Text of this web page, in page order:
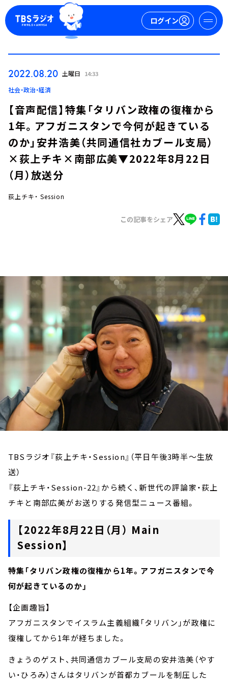
ログイン
週間番組表
2022.08.20 土曜日 14:33
社会・政治・経済
【音声配信】特集「タリバン政権の復権から
1年。アフガニスタンで今何が起きている
のか」安井浩美（共同通信社カブール支局）
×荻上チキ×南部広美▼2022年8月22日
（月）放送分
荻上チキ・ Session
この記事をシェア
TBSラジオ『荻上チキ・Session』（平日午後3時半～生放
送）
『荻上チキ・Session-22』から続く、新世代の評論家・荻上
チキと南部広美がお送りする発信型ニュース番組。
【2022年8月22日（月） Main
Session】
特集「タリバン政権の復権から1年。アフガニスタンで今
何が起きているのか」
【企画趣旨】
アフガニスタンでイスラム主義組織「タリバン」が政権に
復権してから1年が経ちました。
きょうのゲスト、共同通信カブール支局の安井浩美（やす
い・ひろみ）さんはタリバンが首都カブールを制圧した